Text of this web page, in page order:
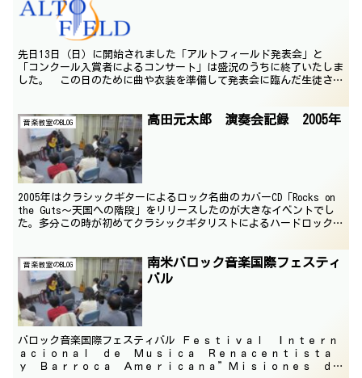
先日13日（日）に開始されました「アルトフィールド発表会」と
「コンクール入賞者によるコンサート」は盛況のうちに終了いたしま
した。 この日のために曲や衣装を準備して発表会に臨んだ生徒さん
音楽教室のBLOG 高田元太郎 演奏会記録 2005年
2005年はクラシックギターによるロック名曲のカバーCD「Rocks on
the Guts～天国への階段」をリリースしたのが大きなイベントでし
た。多分この時が初めてクラシックギタリストによるハードロックナ
音楽教室のBLOG
南米バロック音楽国際フェスティ
バル
バロック音楽国際フェスティバル Ｆｅｓｔｉｖａｌ Ｉｎｔｅｒｎ
ａｃｉｏｎａｌ ｄｅ Ｍｕｓｉｃａ Ｒｅｎａｃｅｎｔｉｓｔａ
ｙ Ｂａｒｒｏｃａ Ａｍｅｒｉｃａｎａ”Ｍｉｓｉｏｎｅｓ ｄ